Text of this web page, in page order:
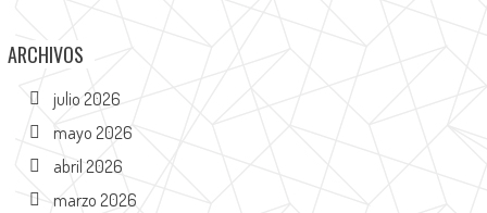
ARCHIVOS
julio 2026
mayo 2026
abril 2026
marzo 2026